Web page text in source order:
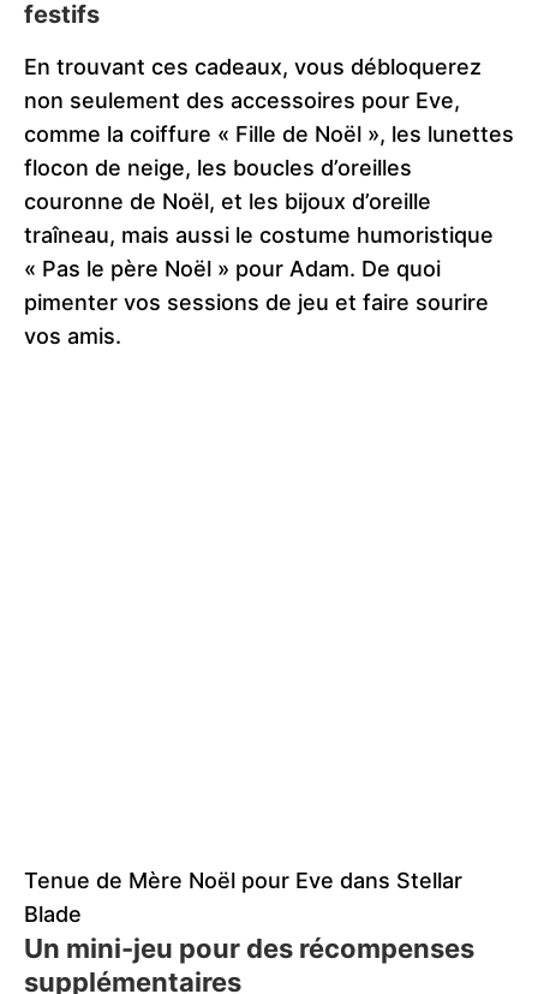
festifs
En trouvant ces cadeaux, vous débloquerez
non seulement des accessoires pour Eve,
comme la coiffure « Fille de Noël », les lunettes
flocon de neige, les boucles d’oreilles
couronne de Noël, et les bijoux d’oreille
traîneau, mais aussi le costume humoristique
« Pas le père Noël » pour Adam. De quoi
pimenter vos sessions de jeu et faire sourire
vos amis.
Tenue de Mère Noël pour Eve dans Stellar
Blade
Un mini-jeu pour des récompenses
supplémentaires